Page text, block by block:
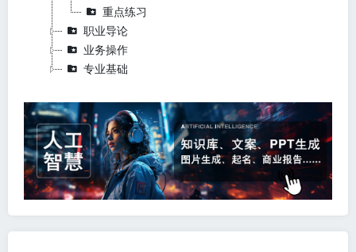
重点练习
职业导论
业务操作
专业基础